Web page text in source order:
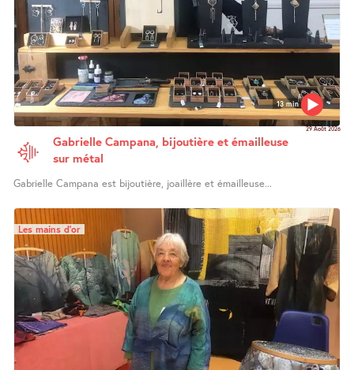
13 min
29 Août 2026
Gabrielle Campana, bijoutière et émailleuse
sur métal
Gabrielle Campana est bijoutière, joaillère et émailleuse...
Les mains d’or